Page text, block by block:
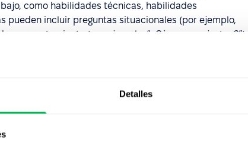
Detalles
como habilidades técnicas, habilidades
pueden incluir preguntas situacionales (por ejemplo,
comportamiento (por ejemplo, “¿Cómo manejaste...?”).
para asegurar que las respuestas de los candidatos
y objetiva. Esto te permitirá recopilar datos
los candidatos.